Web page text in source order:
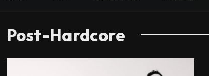
Post-Hardcore